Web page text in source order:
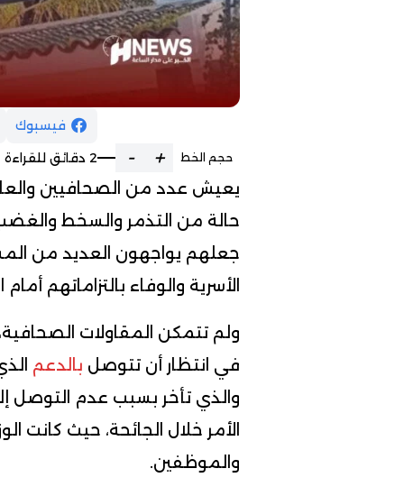
فيسبوك
حجم الخط +
- 2 دقائق للقراءة
يعيش عدد من الصحافيين
حالة من التذمر والسخط
جعلهم يواجهون العديد من
الأسرية والوفاء بالتزاماتهم
ولم تتمكن المقاولات
في انتظار أن تتوصل بالدعم
والذي تأخر بسبب عدم التوصل
الأمر خلال الجائحة، حيث كانت
والموظفين.